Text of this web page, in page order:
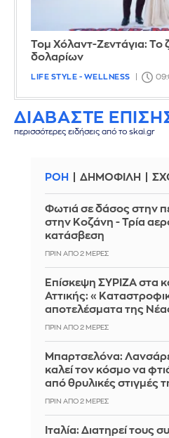
Τομ Χόλαντ-Ζεντάγια: Το
δολαρίων
LIFE STYLE - WELLNESS
ΔΙΑΒΑΣΤΕ
περισσότερες ειδήσεις από το skai.gr
ΡΟΗ ΔΗΜΟΦΙΛΗ
Φωτιά σε δάσος στην
στην Κοζάνη - Τρία
κατάσβεση
ΠΡΙΝ ΑΠΌ 2 ΜΈΡΕΣ
Επίσκεψη ΣΥΡΙΖΑ στα
Αττικής:
αποτελέσματα της
ΠΡΙΝ ΑΠΌ 2 ΜΈΡΕΣ
Μπαρτσελόνα:
καλεί τον κόσμο να
από θρυλικές στιγμές
ΠΡΙΝ ΑΠΌ 2 ΜΈΡΕΣ
Ιταλία: Διατηρεί τους